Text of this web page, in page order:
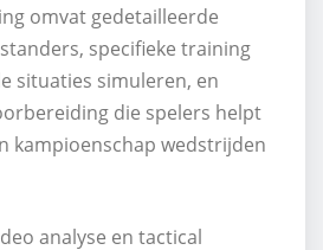
omvat gedetailleerde
specifieke training
situaties simuleren, en
die spelers helpt
kampioenschap wedstrijden
analyse en tactical